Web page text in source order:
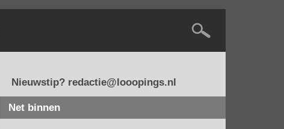
Nieuwstip? redactie@looopings.nl
Net binnen